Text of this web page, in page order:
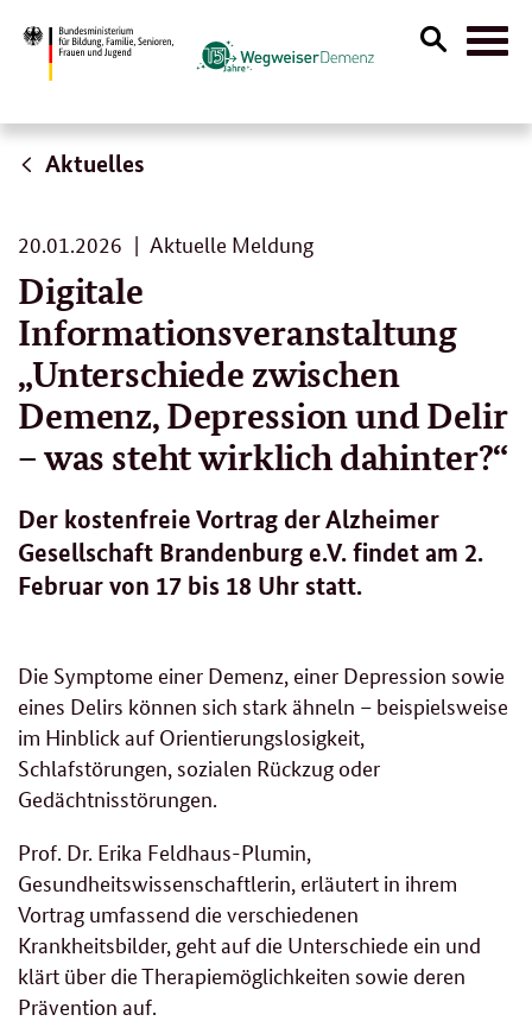
Suche
Aktuelles
Digitale
Informationsveranstaltung
„Unterschiede zwischen
Demenz, Depression und Delir
– was steht wirklich dahinter?“
20.01.2026 20.
01.
2026
Aktuelle Meldung
Der kostenfreie Vortrag der Alzheimer
Gesellschaft Brandenburg e.V. findet am 2.
Februar von 17 bis 18 Uhr statt.
Die Symptome einer Demenz, einer Depression sowie
eines Delirs können sich stark ähneln – beispielsweise
im Hinblick auf Orientierungslosigkeit,
Schlafstörungen, sozialen Rückzug oder
Gedächtnisstörungen.
Prof. Dr. Erika Feldhaus-Plumin,
Gesundheitswissenschaftlerin, erläutert in ihrem
Vortrag umfassend die verschiedenen
Krankheitsbilder, geht auf die Unterschiede ein und
klärt über die Therapiemöglichkeiten sowie deren
Prävention auf.